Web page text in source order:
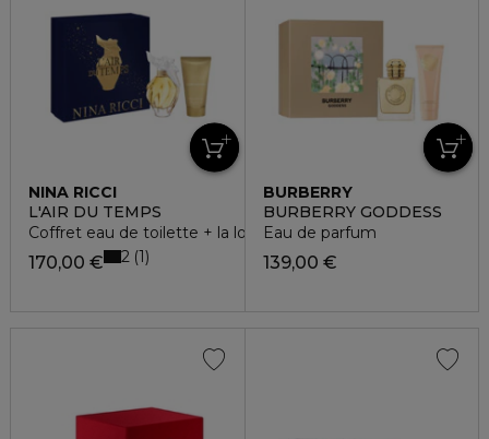
NINA RICCI
L'AIR DU TEMPS
Coffret eau de toilette + la lotion pour le corps
170,00 € 2 1
BURBERRY
BURBERRY GODDESS
Eau de parfum
139,00 €